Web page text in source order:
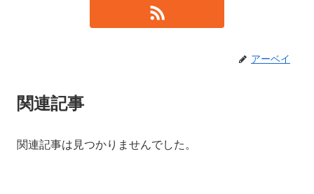
アーベイ
関連記事
関連記事は見つかりませんでした。